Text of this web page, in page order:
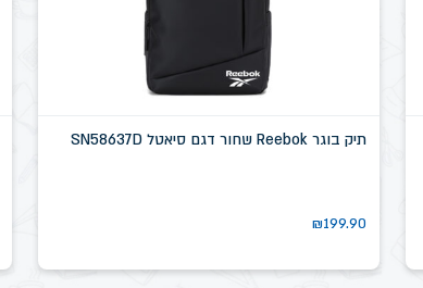
תיק בוגר Reebok שחור דגם סיאטל SN58637D
₪199.90